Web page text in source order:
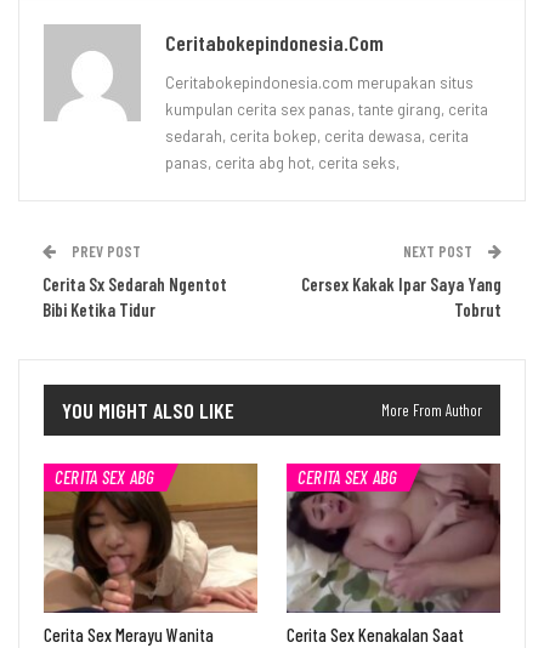
Ceritabokepindonesia.com
Ceritabokepindonesia.com merupakan situs
kumpulan cerita sex panas, tante girang, cerita
sedarah, cerita bokep, cerita dewasa, cerita
panas, cerita abg hot, cerita seks,
PREV POST
Cerita Sx Sedarah Ngentot
Bibi Ketika Tidur
NEXT POST
Cersex Kakak Ipar Saya Yang
Tobrut
YOU MIGHT ALSO LIKE More From Author
CERITA SEX ABG
Cerita Sex Merayu Wanita
CERITA SEX ABG
Cerita Sex Kenakalan Saat